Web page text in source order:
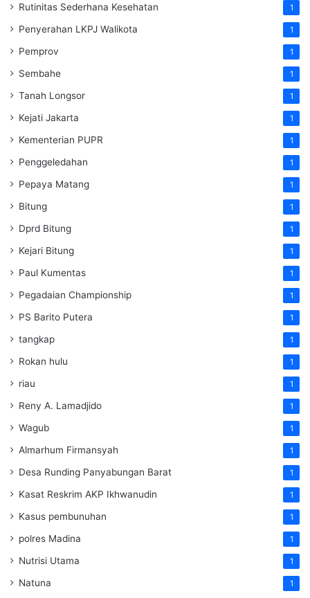
Rutinitas Sederhana Kesehatan 1
Penyerahan LKPJ Walikota 1
Pemprov 1
Sembahe 1
Tanah Longsor 1
Kejati Jakarta 1
Kementerian PUPR 1
Penggeledahan 1
Pepaya Matang 1
Bitung 1
Dprd Bitung 1
Kejari Bitung 1
Paul Kumentas 1
Pegadaian Championship 1
PS Barito Putera 1
tangkap 1
Rokan hulu 1
riau 1
Reny A. Lamadjido 1
Wagub 1
Almarhum Firmansyah 1
Desa Runding Panyabungan Barat 1
Kasat Reskrim AKP Ikhwanudin 1
Kasus pembunuhan 1
polres Madina 1
Nutrisi Utama 1
Natuna 1